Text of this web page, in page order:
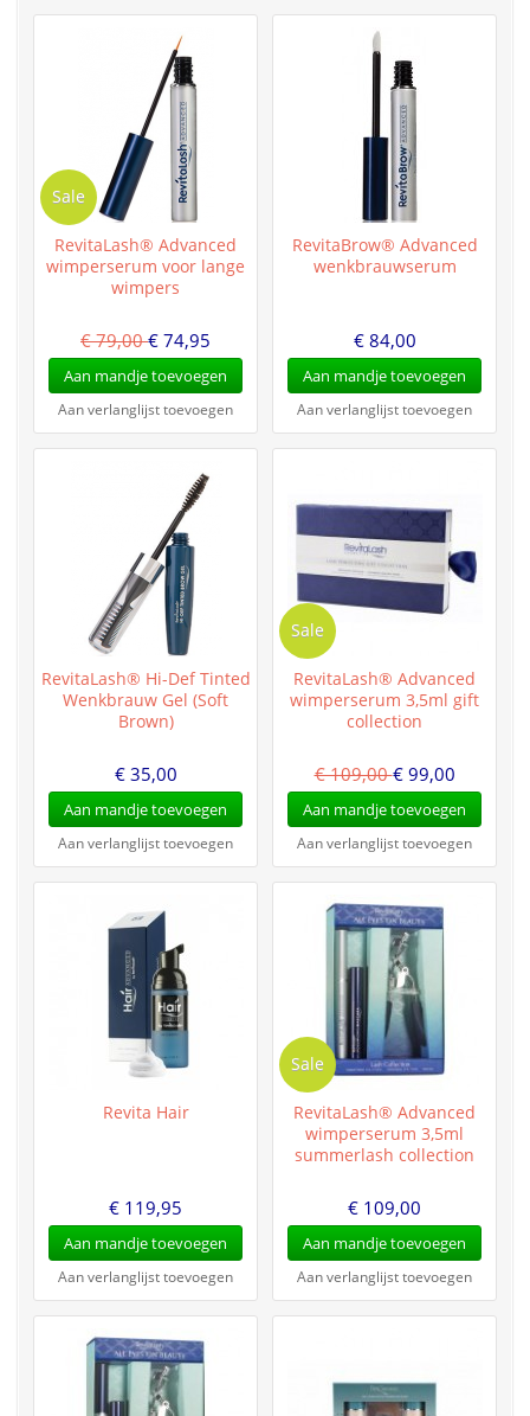
Sale
RevitaLash® Advanced
wimperserum voor lange
wimpers
€ 79,00€ 74,95
Aan mandje toevoegen
Aan verlanglijst toevoegen
RevitaBrow® Advanced
wenkbrauwserum
€ 84,00
Aan mandje toevoegen
Aan verlanglijst toevoegen
RevitaLash® Hi-Def Tinted
Wenkbrauw Gel (Soft
Brown)
€ 35,00
Aan mandje toevoegen
Aan verlanglijst toevoegen
Sale
RevitaLash® Advanced
wimperserum 3,5ml gift
collection
€ 109,00€ 99,00
Aan mandje toevoegen
Aan verlanglijst toevoegen
Revita Hair
€ 119,95
Aan mandje toevoegen
Aan verlanglijst toevoegen
Sale
RevitaLash® Advanced
wimperserum 3,5ml
summerlash collection
€ 109,00
Aan mandje toevoegen
Aan verlanglijst toevoegen